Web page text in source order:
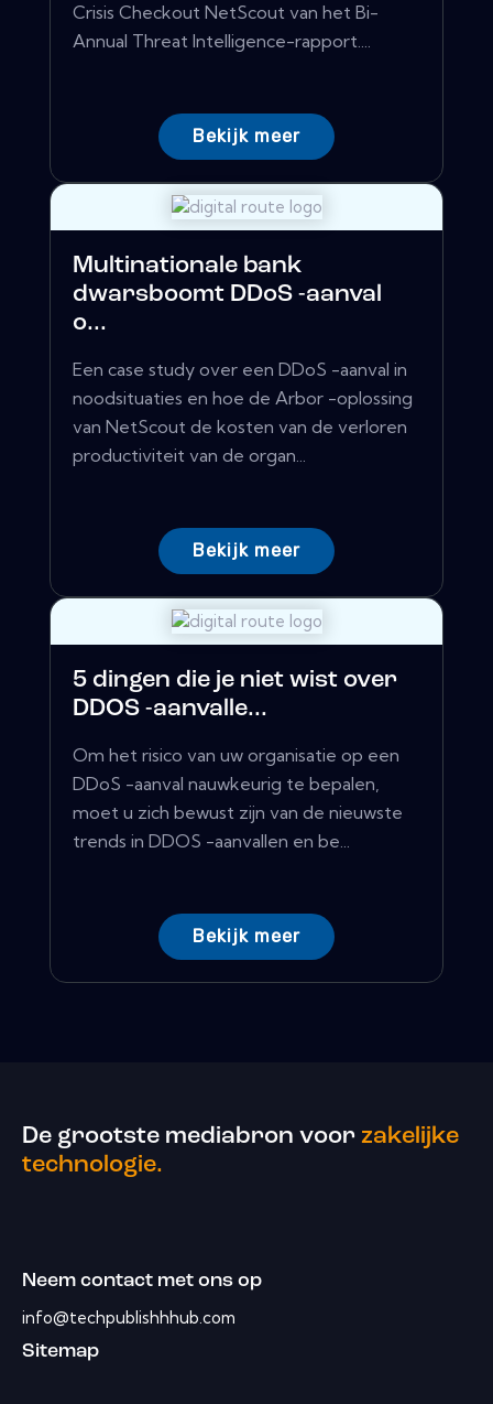
Crisis Checkout NetScout van het Bi-
Annual Threat Intelligence-rapport....
Bekijk meer
Multinationale bank
dwarsboomt DDoS -aanval
o...
Een case study over een DDoS -aanval in
noodsituaties en hoe de Arbor -oplossing
van NetScout de kosten van de verloren
productiviteit van de organ...
Bekijk meer
5 dingen die je niet wist over
DDOS -aanvalle...
Om het risico van uw organisatie op een
DDoS -aanval nauwkeurig te bepalen,
moet u zich bewust zijn van de nieuwste
trends in DDOS -aanvallen en be...
Bekijk meer
De grootste mediabron voor zakelijke
technologie.
Neem contact met ons op
info@techpublishhhub.com
Sitemap